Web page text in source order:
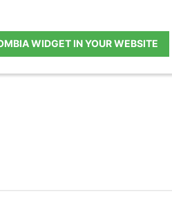
WIDGET IN YOUR WEBSITE